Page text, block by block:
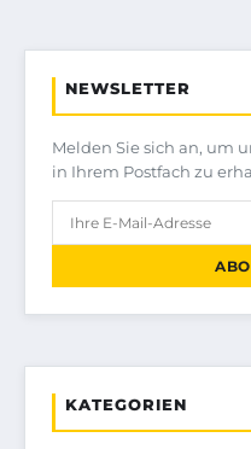
NEWSLETTER
Melden Sie sich an, um
in Ihrem Postfach zu
KATEGORIEN